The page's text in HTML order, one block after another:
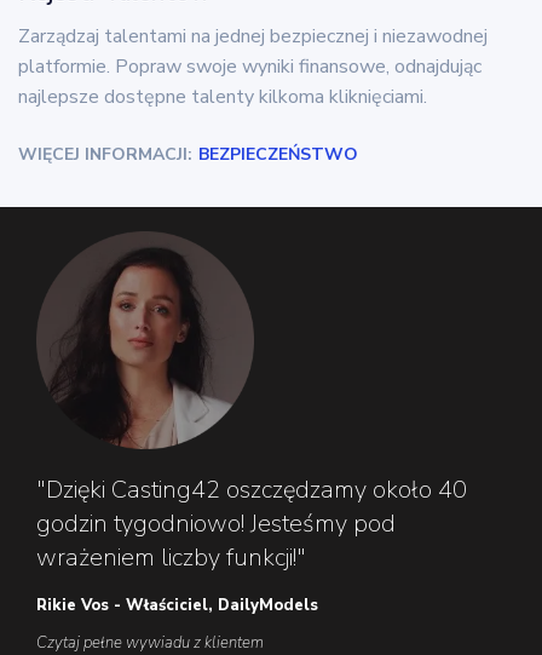
Zarządzaj talentami na jednej bezpiecznej i niezawodnej
platformie. Popraw swoje wyniki finansowe, odnajdując
najlepsze dostępne talenty kilkoma kliknięciami.
WIĘCEJ INFORMACJI: BEZPIECZEŃSTWO
"Dzięki Casting42 oszczędzamy około 40
godzin tygodniowo! Jesteśmy pod
wrażeniem liczby funkcji!"
Rikie Vos - Właściciel, DailyModels
Czytaj pełne wywiadu z klientem